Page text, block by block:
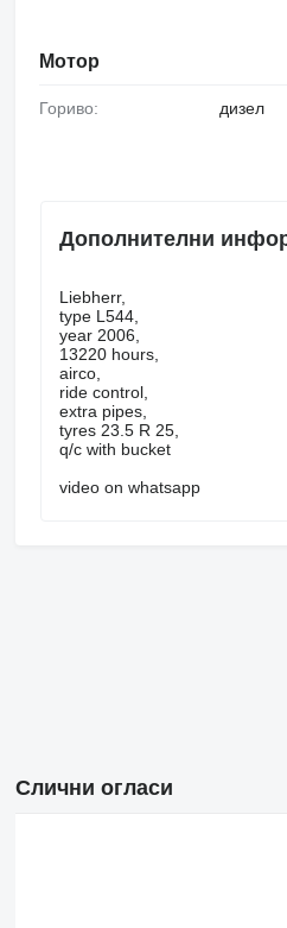
Мотор
Гориво: дизел
Дополнителни
Liebherr,
type L544,
year 2006,
13220 hours,
airco,
ride control,
extra pipes,
tyres 23.5 R 25,
q/c with bucket
video on whatsapp
Слични огласи